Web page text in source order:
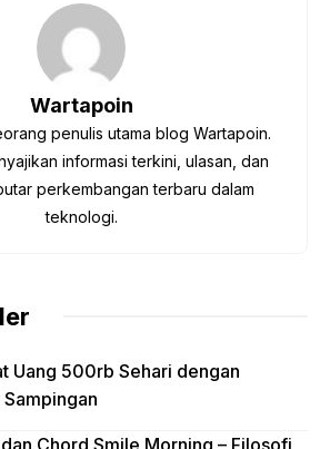
gr
a
m
bl
Wartapoin
penulis utama blog Wartapoin.
informasi terkini, ulasan, dan
perkembangan terbaru dalam
teknologi.
Uang 500rb Sehari dengan
Chord Smile Morning – Filosofi